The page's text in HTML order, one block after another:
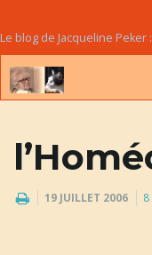
Le blog de Jacqueline
19 JUILLET 2006